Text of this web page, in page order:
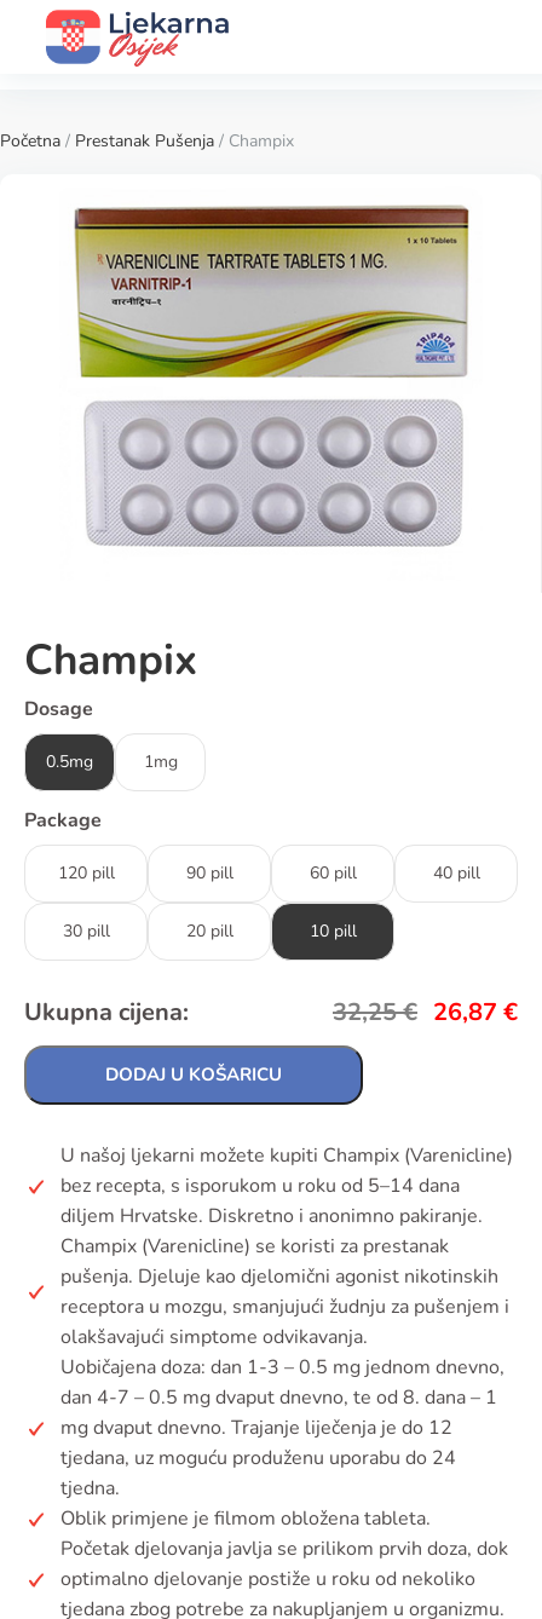
Početna / Prestanak Pušenja / Champix
Champix
Dosage
0.5mg 1mg
Package
120 pill 90 pill 60 pill 40 pill
30 pill 20 pill 10 pill
Ukupna cijena: 32,25€ 26,87 €
DODAJ U KOŠARICU
U našoj ljekarni možete kupiti Champix (Varenicline)
bez recepta, s isporukom u roku od 5–14 dana
diljem Hrvatske. Diskretno i anonimno pakiranje.
Champix (Varenicline) se koristi za prestanak
pušenja. Djeluje kao djelomični agonist nikotinskih
receptora u mozgu, smanjujući žudnju za pušenjem i
olakšavajući simptome odvikavanja.
Uobičajena doza: dan 1-3 – 0.5 mg jednom dnevno,
dan 4-7 – 0.5 mg dvaput dnevno, te od 8. dana – 1
mg dvaput dnevno. Trajanje liječenja je do 12
tjedana, uz moguću produženu uporabu do 24
tjedna.
Oblik primjene je filmom obložena tableta.
Početak djelovanja javlja se prilikom prvih doza, dok
optimalno djelovanje postiže u roku od nekoliko
tjedana zbog potrebe za nakupljanjem u organizmu.